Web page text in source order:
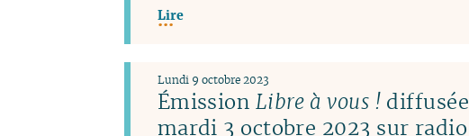
Lire
Émission Libre à vous !diffusée
mardi 3 octobre 2023 sur radio
Lundi 9 octobre 2023